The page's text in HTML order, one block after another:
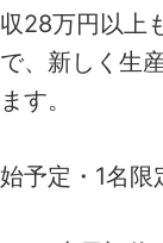
28万円以上
、新しく⽣
す。
予定・1名限